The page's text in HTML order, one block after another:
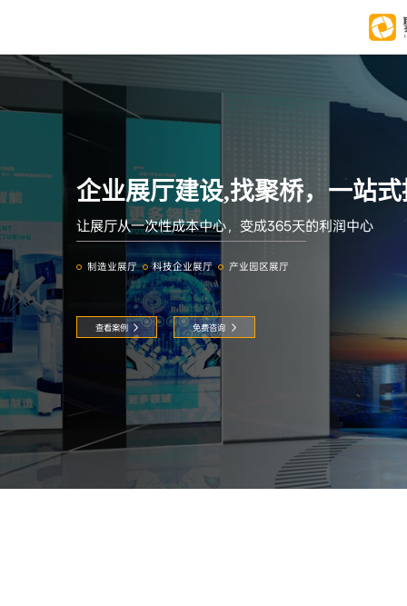
企业展厅建设,找聚桥，一站
让展厅从一次性成本中心，变成365天的利润中心
制造业展厅 科技企业展厅 产业园区展厅
查看案例 免费咨询